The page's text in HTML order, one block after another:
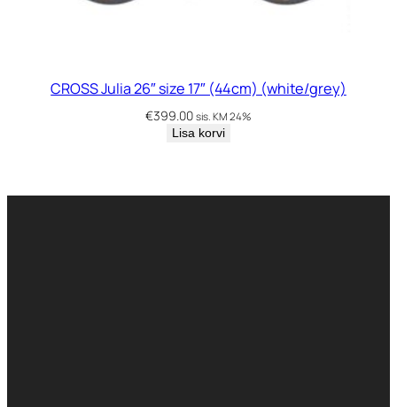
CROSS Julia 26″ size 17″ (44cm) (white/grey)
€399.00 sis. KM 24%
Lisa korvi